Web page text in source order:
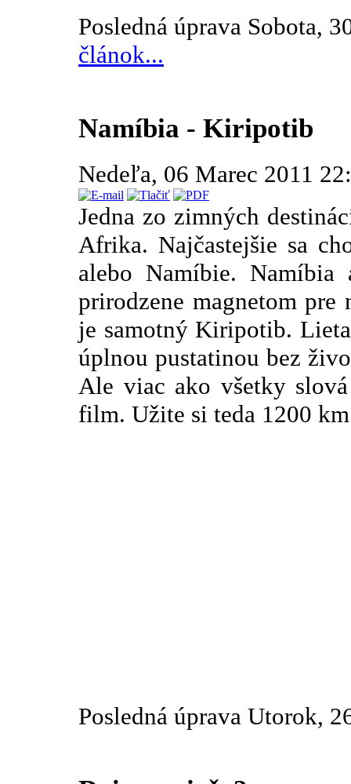
Posledná úprava Sobota,
článok...
Namíbia - Kiripotib
Nedeľa, 06 Marec 2011
Jedna zo zimných
Afrika. Najčastejšie sa
alebo Namíbie.
prirodzene magnetom
je samotný Kiripotib.
úplnou pustatinou bez
Ale viac ako všetky
film. Užite si teda 1200
Posledná úprava Utorok,